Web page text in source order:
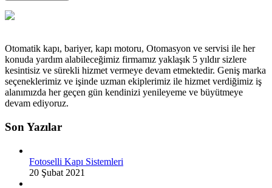
Otomatik kapı, bariyer, kapı motoru, Otomasyon ve servisi ile her
konuda yardım alabileceğimiz firmamız yaklaşık 5 yıldır sizlere
kesintisiz ve sürekli hizmet vermeye devam etmektedir. Geniş marka
seçeneklerimiz ve işinde uzman ekiplerimiz ile hizmet verdiğimiz iş
alanımızda her geçen gün kendinizi yenileyeme ve büyütmeye
devam ediyoruz.
Son Yazılar
Fotoselli Kapı Sistemleri
20 Şubat 2021